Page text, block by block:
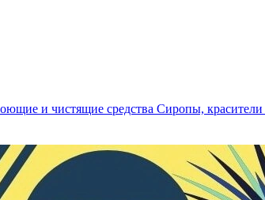
и чистящие средства Сиропы, красители